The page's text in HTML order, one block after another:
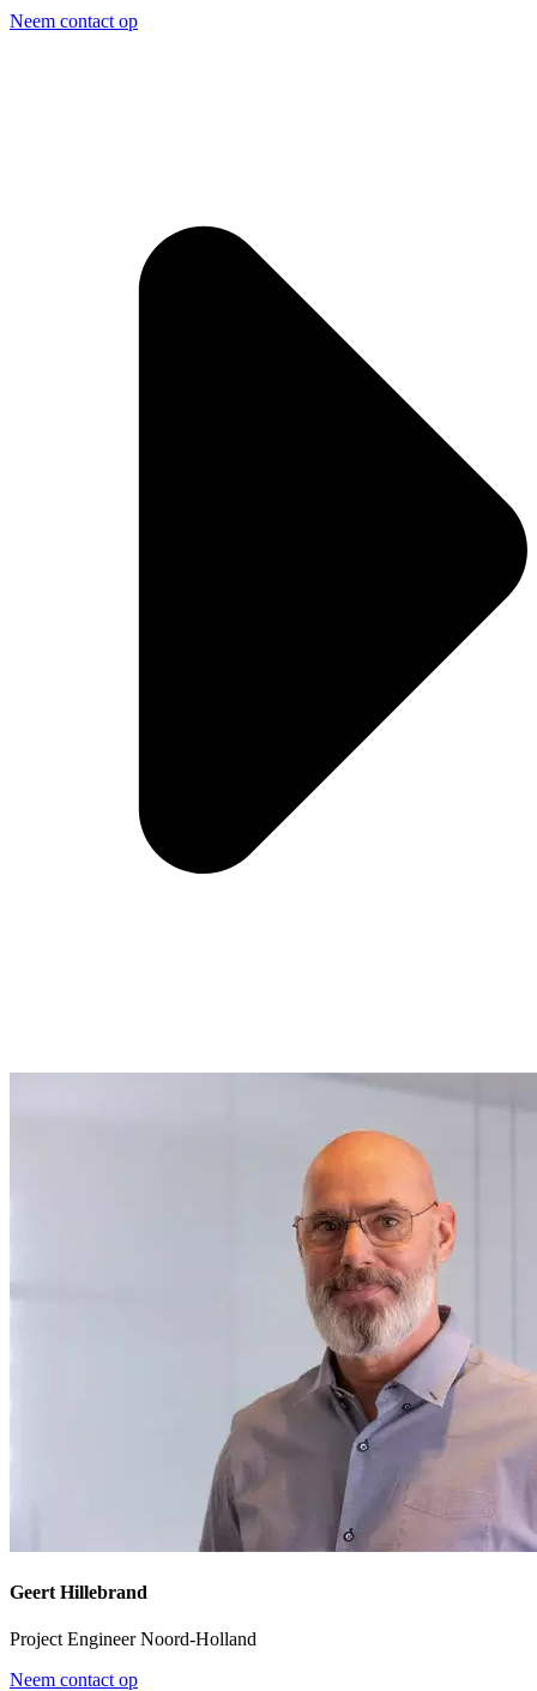
Neem contact op
Geert Hillebrand
Project Engineer Noord-Holland
Neem contact op